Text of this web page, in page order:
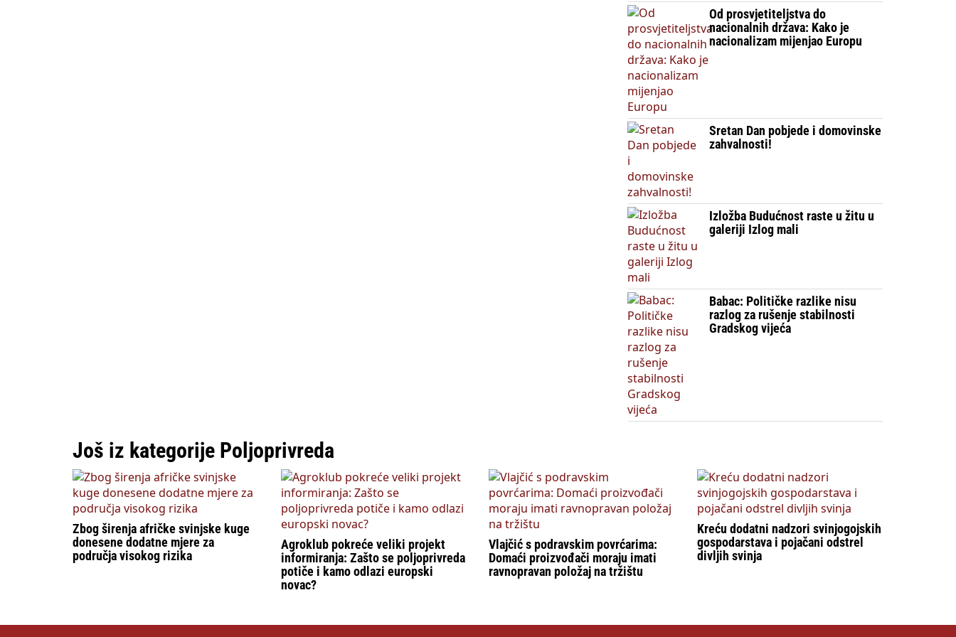
Od prosvjetiteljstva do
nacionalnih država: Kako je
nacionalizam mijenjao Europu
Sretan Dan pobjede i domovinske
zahvalnosti!
Izložba Budućnost raste u žitu u
galeriji Izlog mali
Babac: Političke razlike nisu
razlog za rušenje stabilnosti
Gradskog vijeća
Još iz kategorije Poljoprivreda
Zbog širenja afričke svinjske kuge
donesene dodatne mjere za
područja visokog rizika
Agroklub pokreće veliki projekt
informiranja: Zašto se poljoprivreda
potiče i kamo odlazi europski
novac?
Vlajčić s podravskim povrćarima:
Domaći proizvođači moraju imati
ravnopravan položaj na tržištu
Kreću dodatni nadzori svinjogojskih
gospodarstava i pojačani odstrel
divljih svinja